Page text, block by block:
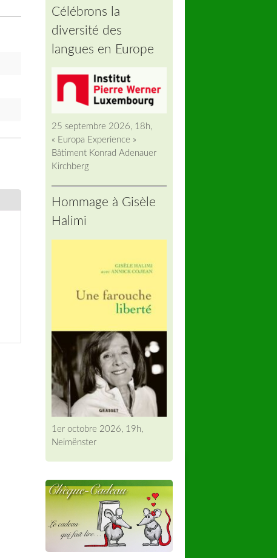
Célébrons la
diversité des
langues en Europe
25 septembre 2026, 18h,
« Europa Experience »
Bâtiment Konrad Adenauer
Kirchberg
Hommage à Gisèle
Halimi
1er octobre 2026, 19h,
Neimënster